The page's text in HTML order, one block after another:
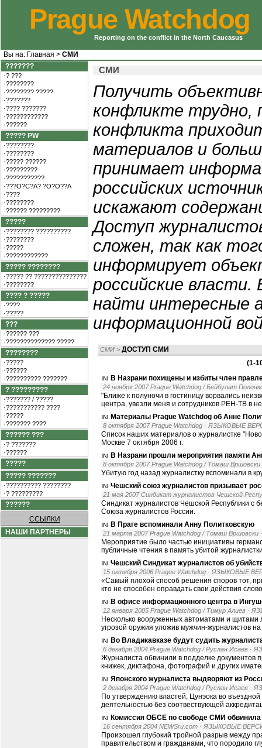
Prague Watchdog
Reporting on the conflict in the North Caucasus
Вы на: Главная > СМИ
???????
·? ???
·????????
·???????? ?????
·???????
·???? ???????
·????????????
·??????
????? PW
·????????
·????????
·????? ??????
·?????????
·???????????
·???O?C?A? ?O?O??A
·????
·????????
·?????? ?????????
?????
·???????? ??????????
·????????
·?????
·????????????
????? ????????
·????? ?? ???????????????
·????????
???? ? ?????
·????
·?????
???
·?????? ???
·?????????????? ?????
????????
·?????
·??????
·?????????? ???????
? ?????????
·??????? / ?????
·??????????? ????
·?????
·??????? ????
?????? ???
·? ???????
·??????
?????
????? ???????
·?????????? ????????
·? ?????????
??????
ССЫЛКИ
НАШИ ПАРТНЕРЫ
СМИ
Получить
конфликте трудно,
конфликта
материалов и
принимает
российских
искажают
Доступ
сложен, так как
информирует
российские
найти интересные
информационной
СМИ > ДОСТУП СМИ
(1-
В Назрани похищены и избиты член
24 ноября 2007 Prague Watchdog / Бейбулат
"Ближе к полуночи в гостиницу ворвались
центра, увезли меня и сотрудников РЕН-ТВ в
Материалы Prague Watchdog об Анне
8 октября 2007 Prague Watchdog · ЯЗЫКОВЫЕ
Cписок наших материалов о журналистке
Москве 7 октября 2006 г.
В Назрани прошли мероприятия памяти
8 октября 2007 Prague Watchdog / Томаш Вршовски
Убитую год назад журналистку вспоминали в
Чешский союз журналистов призывает
21 мая 2007 Синдикат журналистов Чешской
Синдикат журналистов Чешской Республики с
Союза журналистов России.
В Праге вспоминали Анну Политковскую
21 марта 2007 Prague Watchdog / Томаш Вршовски
Мероприятие было частью инициативы
публичные чтения в память убитой
Чешский Синдикат журналистов об
15 октября 2006 Prague Watchdog · ЯЗЫКОВЫЕ
«Самый плохой способ решения споров тот,
кто не способен оправдать свои действия
В офисе информационного центра в
12 января 2005 Prague Watchdog / Тимур Алиев ·
Несколько вооруженных автоматами и
угрозой оружия уложив мужчин-журналистов
Во Владикавказе будут судить
6 декабря 2004 Prague Watchdog / Руслан Исаев ·
Журналиста обвинили в подделке документов
книжек, диктафона, фотографий и других
Японского журналиста выдворяют из
2 декабря 2004 Prague Watchdog / Руслан Исаев ·
По утверждению властей, Цунэока во
деятельностью без соотвествующей
Комиссия ОБСЕ по свободе СМИ
16 сентября 2004 NEWSru.com · ЯЗЫКОВЫЕ
Произошел глубокий тройной разрыв между
правительством и гражданами, что породило